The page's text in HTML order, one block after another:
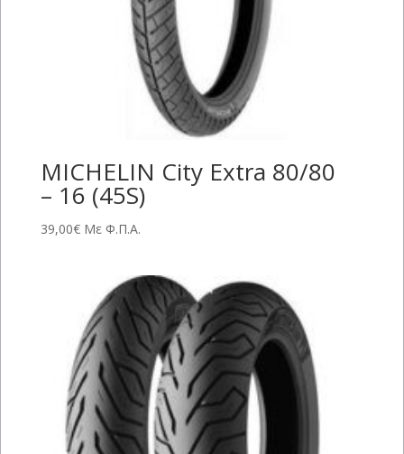
MICHELIN City Extra 80/80
– 16 (45S)
39,00€ Με Φ.Π.Α.